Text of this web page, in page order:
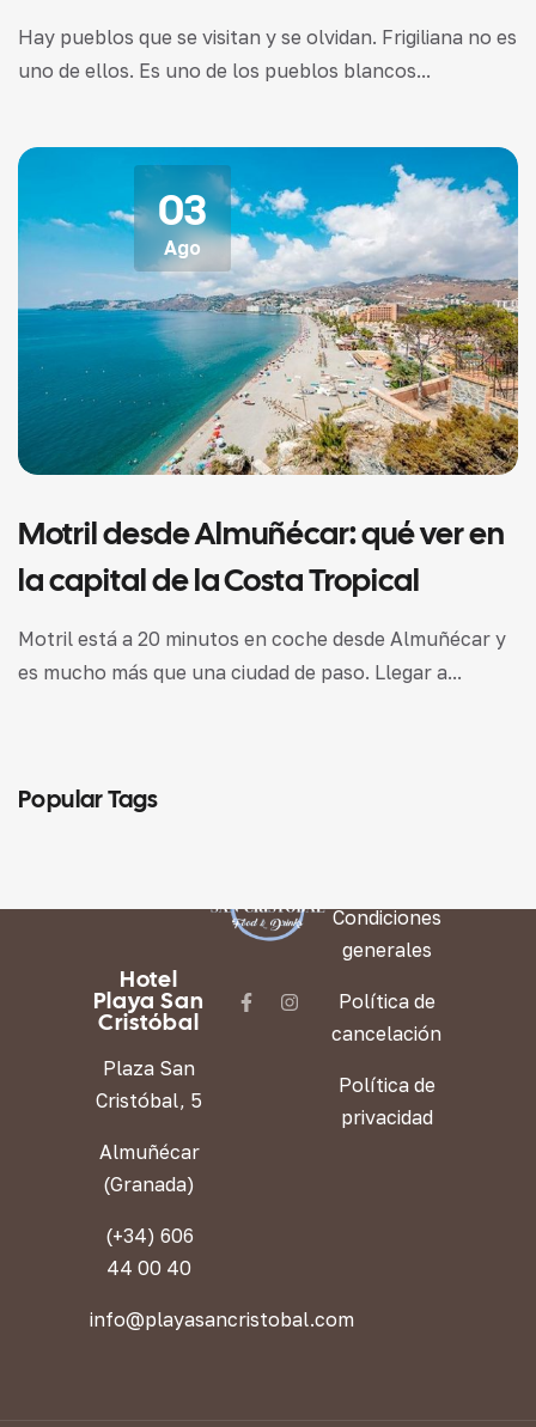
Hay pueblos que se visitan y se olvidan. Frigiliana no es
uno de ellos. Es uno de los pueblos blancos...
Motril desde Almuñécar: qué ver en
la capital de la Costa Tropical
Motril está a 20 minutos en coche desde Almuñécar y
es mucho más que una ciudad de paso. Llegar a...
03
Ago
Popular Tags
Hotel
Playa San
Cristóbal
Plaza San
Cristóbal, 5
Almuñécar
(Granada)
(+34) 606
44 00 40
info@playasancristobal.com
Condiciones
generales
Política de
cancelación
Política de
privacidad